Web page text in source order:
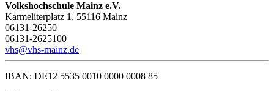
Volkshochschule Mainz e.V.
Karmeliterplatz 1, 55116 Mainz
06131-26250
06131-2625100
vhs@vhs-mainz.de
IBAN: DE12 5535 0010 0000 0008 85